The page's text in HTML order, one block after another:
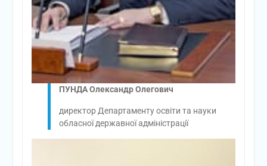
ПУНДА Олександр Олегович
директор Департаменту освіти та науки
обласної державної адміністрації